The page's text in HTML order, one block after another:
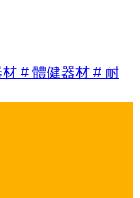
材 # 體健器材 # 耐